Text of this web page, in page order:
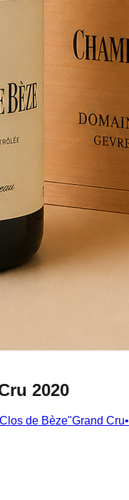
2020
de Bèze"Grand Cru•